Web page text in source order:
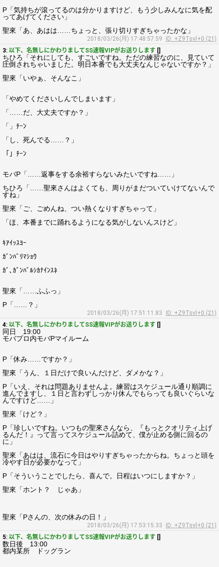
P「気持ちが滾ってるのは分かりますけど、もう少しみんなに気を配
ってあげてください」
聖來「あ、あはは……ちょっと、張り切りすぎちゃったかな」
2018/03/26(月) 17:48:57.59
ID: +Z9Tsvl+0 (21)
3: 以下、名無しにかわりましてSS速報VIPがお送りします []
ちひろ「それにしても、すごいですね。ただの練習なのに、見ていて
圧倒されちゃいました。明日本番でも大丈夫なんじゃないですか？」
聖來「いやぁ、そんなこ」
「やめてくださいしんでしまいます」
「……だ、大丈夫ですか？」
「」ﾁｰﾝ
「し、死んでる……？」
「」ﾁｰﾝ
モバP「……返事をする余裕すらないみたいですね……」
ちひろ「……聖來さんはよくても、周りがまだついていけてないんで
すね」
聖來「ご、ごめんね、つい熱くなりすぎちゃって」
「ほ、本番までに踊れるようになる気がしないんスけど」
ｷｱｲｯｽﾖｰ
ｶﾞﾝﾊﾞﾘﾏｼｮｳ
ｶﾞ､ｶﾞﾝﾊﾞﾙｼｶﾅｲﾝｽﾈ
聖來「……ふふっ」
P「……？」
2018/03/26(月) 17:51:11.83
ID: +Z9Tsvl+0 (21)
4: 以下、名無しにかわりましてSS速報VIPがお送りします []
同日 19:00
モバプロ内モバPマイルーム
P「休み……ですか？」
聖來「うん、１日だけで良いんだけど、ダメかな？」
P「いえ、それは問題ありませんよ。練習はスケジュール通り順調に
進んでますし、１日と言わずしっかり休んでもらっても良いぐらいな
んですけど……」
聖來「けど？」
P「珍しいですね。いつもの聖來さんなら、『もっとクオリティ上げ
るんだ！』って言ってスケジュール詰めて、僕が止める側に回るの
に」
聖來「あはは、流石に今日はやりすぎちゃったからね。ちょっと頭を
冷やす日が必要かなって」
P「そういうことでしたら、喜んで。日程はいつにしますか？」
聖來「ホント？ じゃあ」
聖來「Pさんの、次の休みの日！」
2018/03/26(月) 17:53:15.33
ID: +Z9Tsvl+0 (21)
5: 以下、名無しにかわりましてSS速報VIPがお送りします []
数日後 13:00
都内某所 ドッグラン